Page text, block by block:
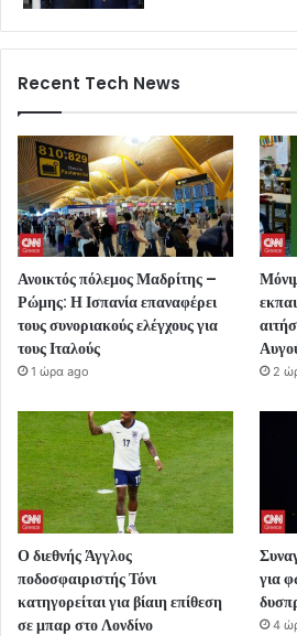
Recent Tech News
Ανοικτός πόλεμος Μαδρίτης –
Ρώμης: Η Ισπανία επαναφέρει
τους συνοριακούς ελέγχους για
τους Ιταλούς
1 ώρα ago 2
Ο διεθνής Άγγλος
ποδοσφαιριστής Τόνι
κατηγορείται για βίαιη επίθεση
σε μπαρ στο Λονδίνο
για
4